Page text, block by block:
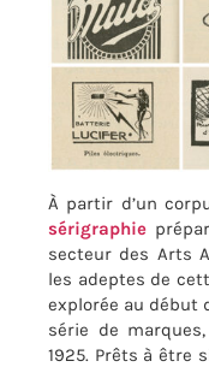
À partir d’un
sérigraphie
secteur des Arts
les adeptes de
explorée au début
série de
1925. Prêts à être